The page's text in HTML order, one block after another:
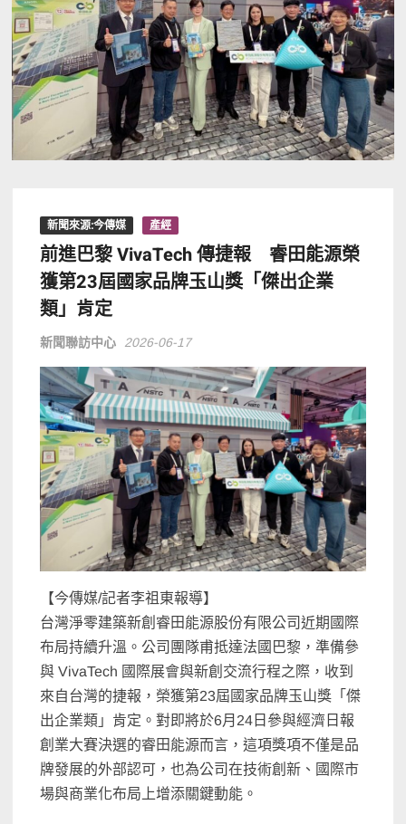
新聞來源:今傳媒 產經
前進巴黎 VivaTech 傳捷報 睿田能源榮
獲第23屆國家品牌玉山獎「傑出企業
類」肯定
新聞聯訪中心 2026-06-17
【今傳媒/記者李祖東報導】
台灣淨零建築新創睿田能源股份有限公司近期國際
布局持續升溫。公司團隊甫抵達法國巴黎，準備參
與 VivaTech 國際展會與新創交流行程之際，收到
來自台灣的捷報，榮獲第23屆國家品牌玉山獎「傑
出企業類」肯定。對即將於6月24日參與經濟日報
創業大賽決選的睿田能源而言，這項獎項不僅是品
牌發展的外部認可，也為公司在技術創新、國際市
場與商業化布局上增添關鍵動能。